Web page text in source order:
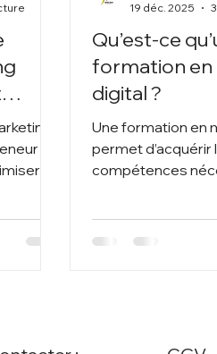
de
Qu’est-ce
formation en
digital ?
Une formation en
permet d’acquérir
compétences
19 déc. 2025